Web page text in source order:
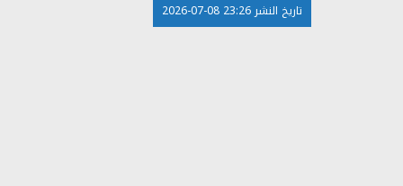
تاريخ النشر 23:26 08-07-2026